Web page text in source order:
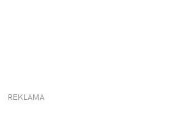
REKLAMA